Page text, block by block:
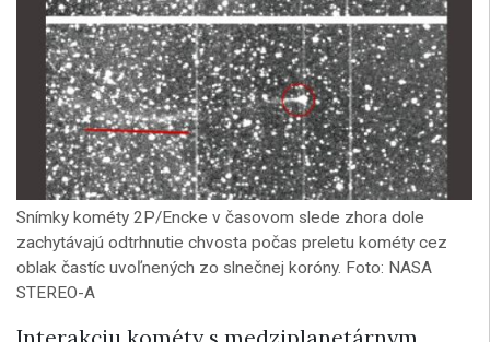
Snímky kométy 2P/Encke v časovom slede zhora dole
zachytávajú odtrhnutie chvosta počas preletu kométy cez
oblak častíc uvoľnených zo slnečnej koróny. Foto: NASA
STEREO-A